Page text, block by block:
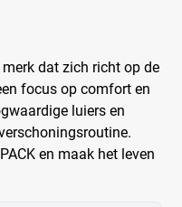
merk dat zich richt op de
focus op comfort en
luiers en
en maak het leven